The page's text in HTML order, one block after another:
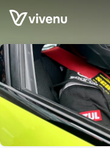
Skip header